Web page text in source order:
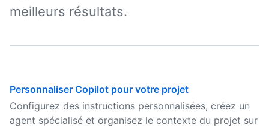
meilleurs résultats.
Personnaliser Copilot pour votre projet
Configurez des instructions personnalisées, créez un
agent spécialisé et organisez le contexte du projet sur